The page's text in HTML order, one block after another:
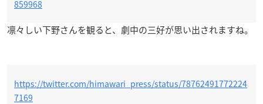
859968
凛々しい下野さんを観ると、劇中の三好が思い出されますね。
https://twitter.com/himawari_press/status/78762491772224
7169